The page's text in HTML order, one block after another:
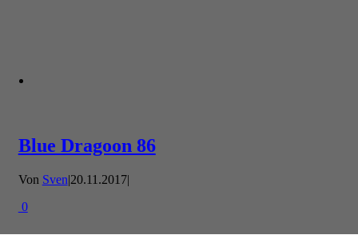
Blue Dragoon 86
Von Sven|20.11.2017|
0